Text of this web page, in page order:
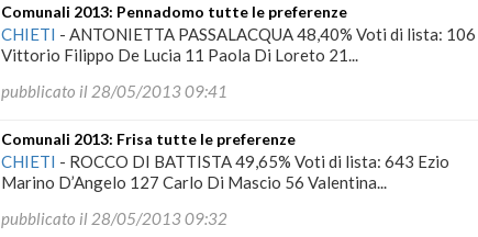
Comunali 2013: Pennadomo tutte le preferenze
CHIETI - ANTONIETTA PASSALACQUA 48,40% Voti di lista: 106
Vittorio Filippo De Lucia 11 Paola Di Loreto 21...
pubblicato il 28/05/2013 09:41
Comunali 2013: Frisa tutte le preferenze
CHIETI - ROCCO DI BATTISTA 49,65% Voti di lista: 643 Ezio
Marino D’Angelo 127 Carlo Di Mascio 56 Valentina...
pubblicato il 28/05/2013 09:32